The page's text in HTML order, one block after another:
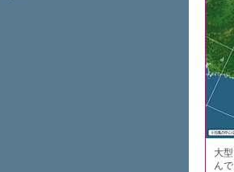
大
ん